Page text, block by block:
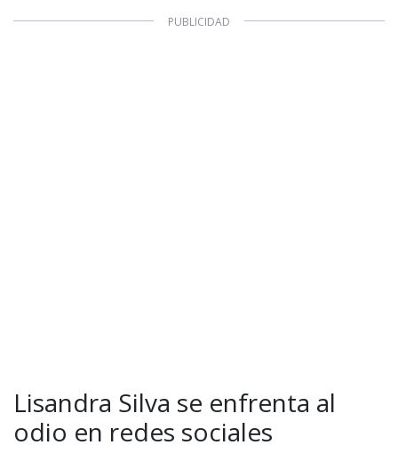
Lisandra Silva se enfrenta al
odio en redes sociales